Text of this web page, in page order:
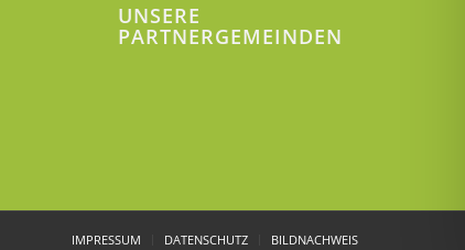
UNSERE
PARTNERGEMEINDEN
IMPRESSUM DATENSCHUTZ BILDNACHWEIS